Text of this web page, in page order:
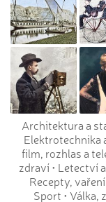
Architektura a
Elektrotechnika
film, rozhlas a
zdraví• Letectví
Recepty,
Sport • Válka,